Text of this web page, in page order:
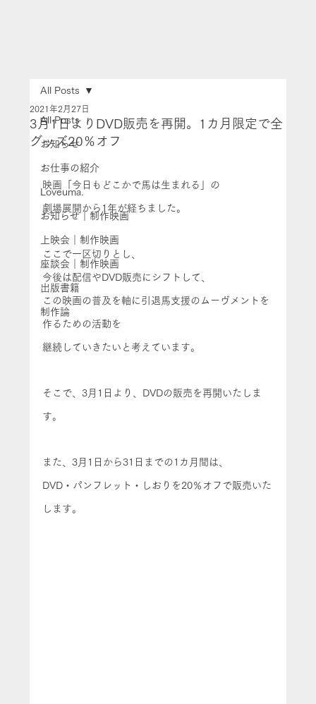
All Posts
お知らせ
お仕事の紹介
Loveuma.
お知らせ｜制作映画
上映会｜制作映画
座談会｜制作映画
出版書籍
制作論
All Posts
3月1日よりDVD販売を再開。1カ月限定で全
グッズ20％オフ
2021年2月27日
映画「今日もどこかで馬は生まれる」の
劇場展開から1年が経ちました。
ここで一区切りとし、
今後は配信やDVD販売にシフトして、
この映画の普及を軸に引退馬支援のムーヴメントを
作るための活動を
継続していきたいと考えています。
そこで、3月1日より、DVDの販売を再開いたしま
す。
また、3月1日から31日までの1カ月間は、
DVD・パンフレット・しおりを20％オフで販売いた
します。